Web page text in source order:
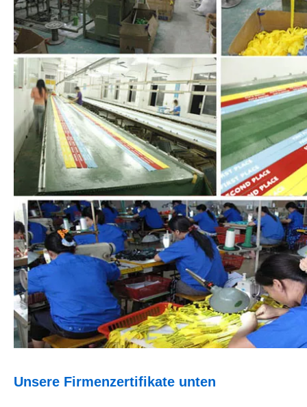
Unsere Firmenzertifikate unten